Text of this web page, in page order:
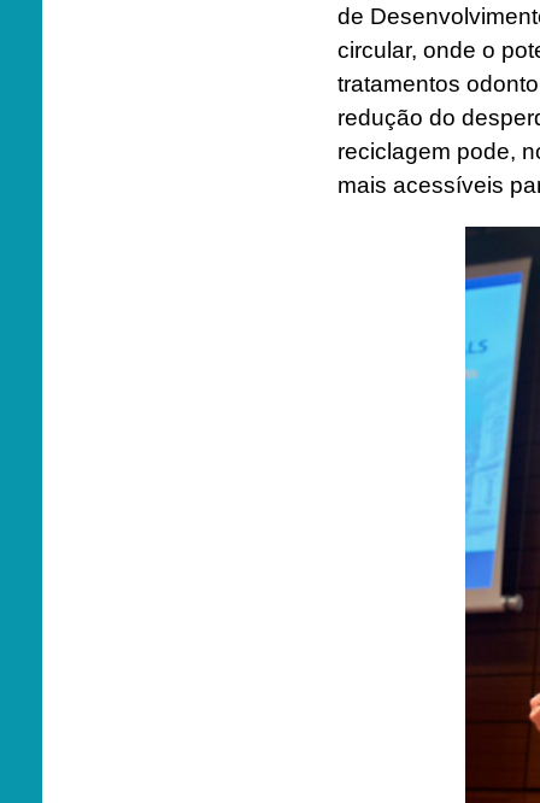
de
circular, onde o
tratamentos
redução do
reciclagem pode,
mais acessíveis